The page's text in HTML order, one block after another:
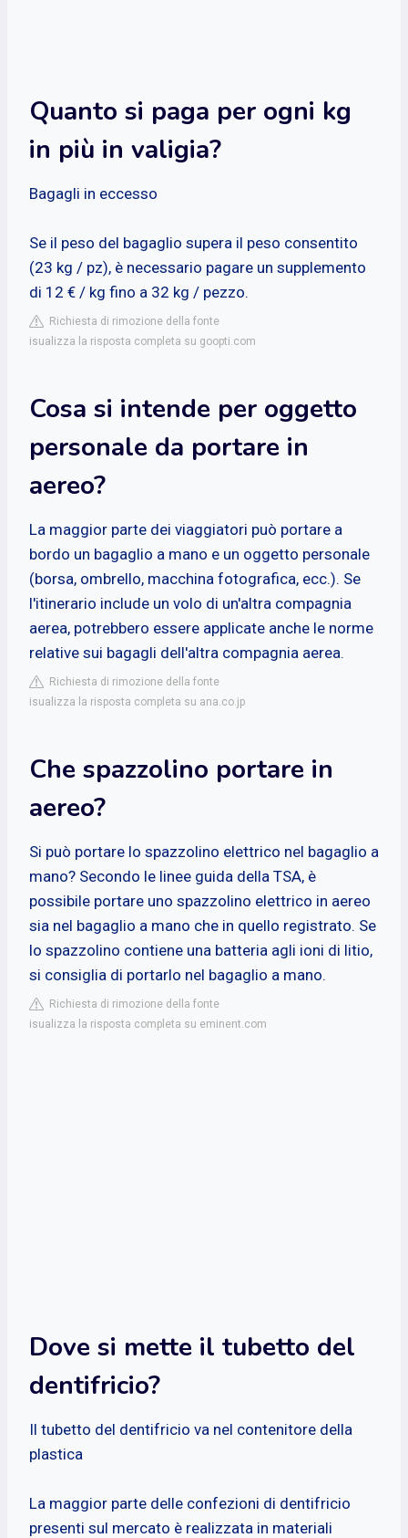
Quanto si paga per ogni kg
in più in valigia?
Bagagli in eccesso
Se il peso del bagaglio supera il peso consentito
(23 kg / pz), è necessario pagare un supplemento
di 12 € / kg fino a 32 kg / pezzo.
Richiesta di rimozione della fonte
isualizza la risposta completa su goopti.com
Cosa si intende per oggetto
personale da portare in
aereo?
La maggior parte dei viaggiatori può portare a
bordo un bagaglio a mano e un oggetto personale
(borsa, ombrello, macchina fotografica, ecc.). Se
l'itinerario include un volo di un'altra compagnia
aerea, potrebbero essere applicate anche le norme
relative sui bagagli dell'altra compagnia aerea.
Richiesta di rimozione della fonte
isualizza la risposta completa su ana.co.jp
Che spazzolino portare in
aereo?
Si può portare lo spazzolino elettrico nel bagaglio a
mano? Secondo le linee guida della TSA, è
possibile portare uno spazzolino elettrico in aereo
sia nel bagaglio a mano che in quello registrato. Se
lo spazzolino contiene una batteria agli ioni di litio,
si consiglia di portarlo nel bagaglio a mano.
Richiesta di rimozione della fonte
isualizza la risposta completa su eminent.com
Dove si mette il tubetto del
dentifricio?
Il tubetto del dentifricio va nel contenitore della
plastica
La maggior parte delle confezioni di dentifricio
presenti sul mercato è realizzata in materiali